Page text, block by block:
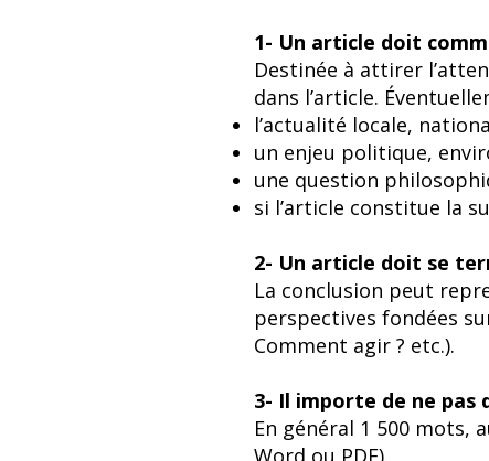
1- Un article doit
Destinée à attirer
dans l’article.
l’actualité locale,
un enjeu politique,
une question
si l’article constitue la
2- Un article doit se
La conclusion peut
perspectives fondées
Comment agir ? etc.).
3- Il importe de ne pas
En général 1 500 mots,
Word ou PDF).